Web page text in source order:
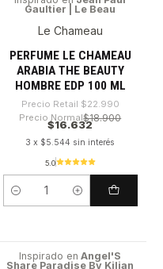
-27%
Gaultier | Le Beau
Le Chameau
PERFUME LE CHAMEAU
ARABIA THE BEAUTY
HOMBRE EDP 100 ML
Precio Retail $22.990
Precio Normal$18.900
$16.632
3 x $5.544 sin interés
5.0
Cantidad
Inspirado en Angel'S
Share Paradise By Kilian